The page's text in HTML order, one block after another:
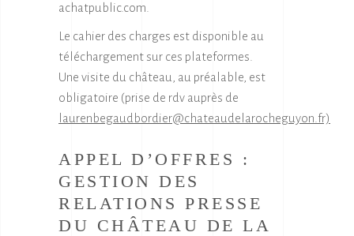
achatpublic.com.
Le cahier des charges est disponible au
téléchargement sur ces plateformes.
Une visite du château, au préalable, est
obligatoire (prise de rdv auprès de
laurenbegaudbordier@chateaudelarocheguyon.fr)
APPEL D’OFFRES :
GESTION DES
RELATIONS PRESSE
DU CHÂTEAU DE LA